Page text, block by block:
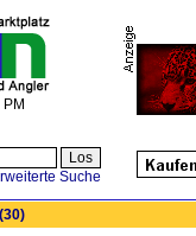
Suche
(30)